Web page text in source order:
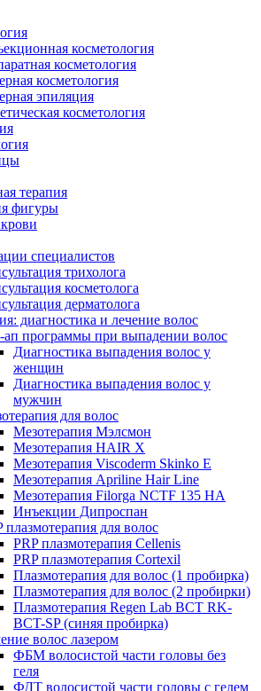
косметология
косметология
косметология
эпиляция
косметология
терапия
фигуры
специалистов
трихолога
косметолога
дерматолога
диагностика и лечение волос
ап программы при выпадении волос
Диагностика выпадения волос у
женщин
Диагностика выпадения волос у
мужчин
для волос
Мезотерапия Мэлсмон
Мезотерапия HAIR X
Мезотерапия Viscoderm Skinko E
Мезотерапия Apriline Hair Line
Мезотерапия Filorga NCTF 135 HA
Инъекции Дипроспан
плазмотерапия для волос
PRP плазмотерапия Cellenis
PRP плазмотерапия Cortexil
Плазмотерапия для волос (1 пробирка)
Плазмотерапия для волос (2 пробирки)
Плазмотерапия Regen Lab BCT RK-
BCT-SP (синяя пробирка)
волос лазером
ФБМ волосистой части головы без
геля
ФДТ волосистой части головы с гелем